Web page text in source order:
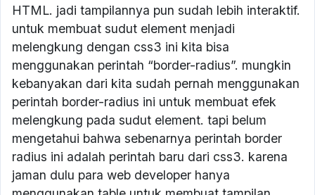
HTML. jadi tampilannya pun sudah lebih interaktif.
untuk membuat sudut element menjadi
melengkung dengan css3 ini kita bisa
menggunakan perintah “border-radius”. mungkin
kebanyakan dari kita sudah pernah menggunakan
perintah border-radius ini untuk membuat efek
melengkung pada sudut element. tapi belum
mengetahui bahwa sebenarnya perintah border
radius ini adalah perintah baru dari css3. karena
jaman dulu para web developer hanya